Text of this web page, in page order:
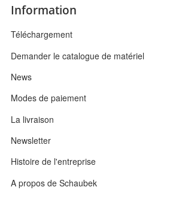
Information
Téléchargement
Demander le catalogue de matériel
News
Modes de paiement
La livraison
Newsletter
Histoire de l'entreprise
A propos de Schaubek